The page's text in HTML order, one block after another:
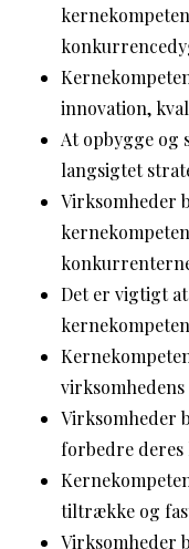
innovation,
At opbygge og
langsigtet
Virksomheder
Det er vigtigt
Virksomheder
forbedre deres
tiltrække og
Virksomheder